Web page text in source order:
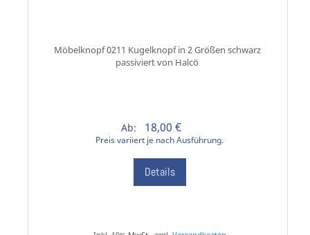
Möbelknopf 0211 Kugelknopf in 2 Größen schwarz
passiviert von Halcö
Ab: 18,00 €
Preis variiert je nach Ausführung.
Details